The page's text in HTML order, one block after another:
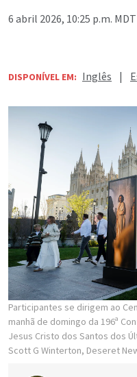
6 abril 2026, 10:25 p.m. MDT
DISPONÍVEL EM: Inglês |
Participantes se dirigem ao
manhã de domingo da 196ª
Jesus Cristo dos Santos dos
Scott G Winterton, Deseret